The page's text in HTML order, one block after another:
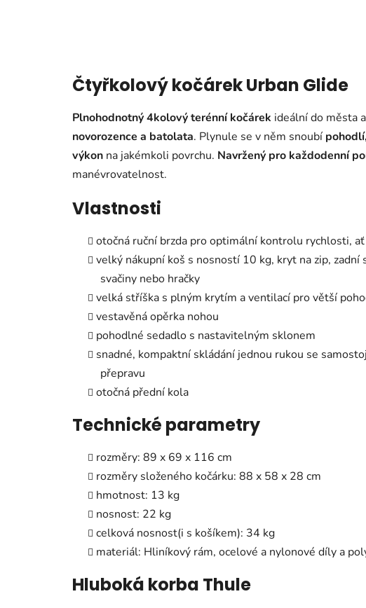
Čtyřkolový kočárek Urban Glide
Plnohodnotný 4kolový terénní kočárek ideální do města
novorozence a batolata. Plynule se v něm snoubí
výkon na jakémkoli povrchu. Navržený pro každodenní
manévrovatelnost.
Vlastnosti
otočná ruční brzda pro optimální kontrolu rychlosti,
velký nákupní koš s nosností 10 kg, kryt na zip,
svačiny nebo hračky
velká stříška s plným krytím a ventilací pro větší
vestavěná opěrka nohou
pohodlné sedadlo s nastavitelným sklonem
snadné, kompaktní skládání jednou rukou se
přepravu
otočná přední kola
Technické parametry
rozměry: 89 x 69 x 116 cm
rozměry složeného kočárku: 88 x 58 x 28 cm
hmotnost: 13 kg
nosnost: 22 kg
celková nosnost(i s košíkem): 34 kg
materiál: Hliníkový rám, ocelové a nylonové díly a
Hluboká korba Thule